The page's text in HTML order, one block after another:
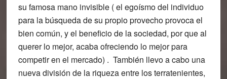
su famosa mano invisible ( el egoísmo del individuo
para la búsqueda de su propio provecho provoca el
bien común, y el beneficio de la sociedad, por que al
querer lo mejor, acaba ofreciendo lo mejor para
competir en el mercado) . También llevo a cabo una
nueva división de la riqueza entre los terratenientes,